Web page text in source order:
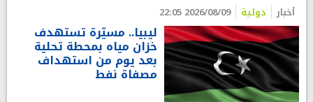
أخبار دولية 2026/08/09 22:05
ليبيا.. مسيّرة تستهدف
خزان مياه بمحطة تحلية
بعد يوم من استهداف
مصفاة نفط